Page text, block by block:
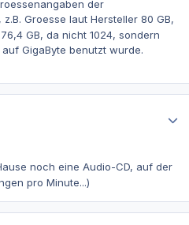
der
, z.B. Groesse laut Hersteller 80 GB,
GB, da nicht 1024, sondern
GigaByte benutzt wurde.
noch eine Audio-CD, auf der
pro Minute...)